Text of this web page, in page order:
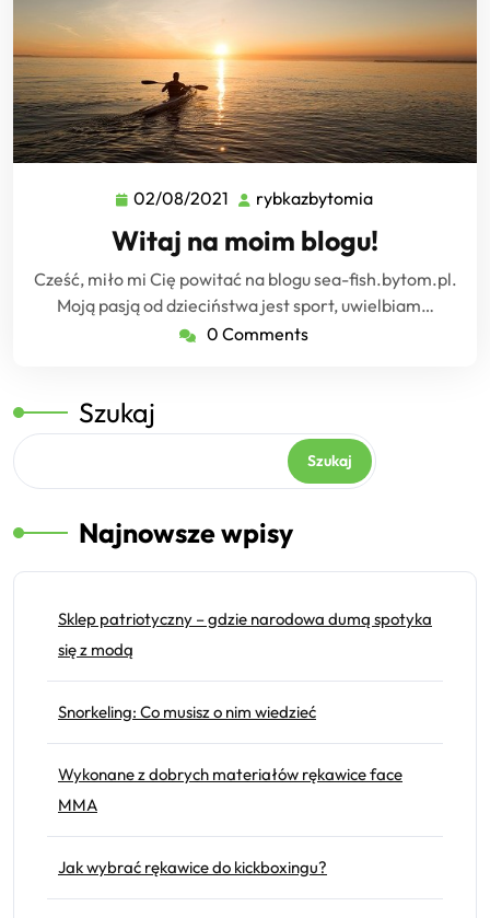
02/08/2021 02/08/2021
rybkazbytomia
Witaj na moim blogu!
Cześć, miło mi Cię powitać na blogu sea-fish.bytom.pl.
Moją pasją od dzieciństwa jest sport, uwielbiam…
0 Comments
Szukaj
Szukaj
Najnowsze wpisy
Sklep patriotyczny – gdzie narodowa dumą spotyka
się z modą
Snorkeling: Co musisz o nim wiedzieć
Wykonane z dobrych materiałów rękawice face
MMA
Jak wybrać rękawice do kickboxingu?